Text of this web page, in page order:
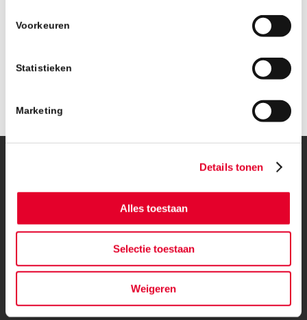
Voorkeuren
Statistieken
Marketing
Details tonen
Alles toestaan
Selectie toestaan
Weigeren
BanGroep|Algemene